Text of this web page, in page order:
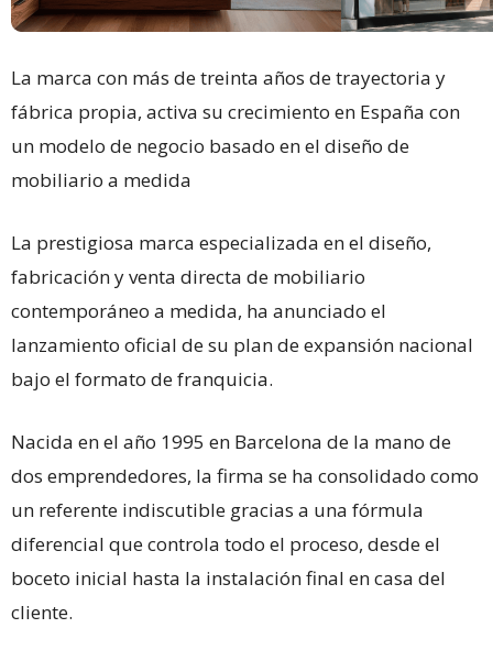
La marca con más de treinta años de trayectoria y
fábrica propia, activa su crecimiento en España con
un modelo de negocio basado en el diseño de
mobiliario a medida
La prestigiosa marca especializada en el diseño,
fabricación y venta directa de mobiliario
contemporáneo a medida, ha anunciado el
lanzamiento oficial de su plan de expansión nacional
bajo el formato de franquicia.
Nacida en el año 1995 en Barcelona de la mano de
dos emprendedores, la firma se ha consolidado como
un referente indiscutible gracias a una fórmula
diferencial que controla todo el proceso, desde el
boceto inicial hasta la instalación final en casa del
cliente.